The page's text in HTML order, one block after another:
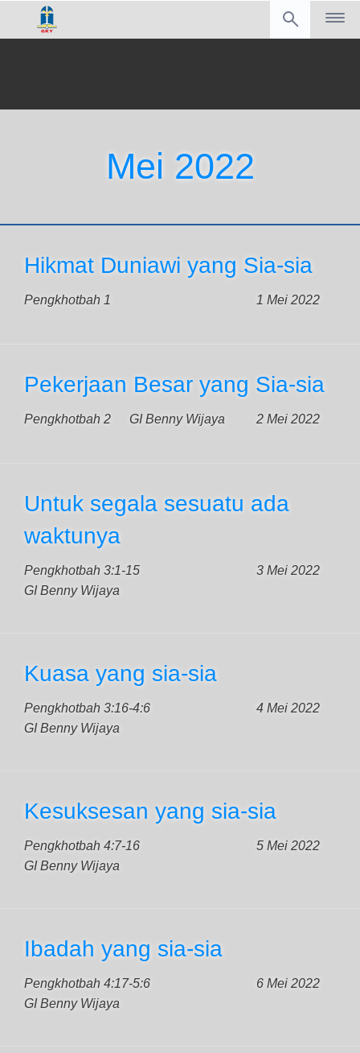
Mei 2022
Hikmat Duniawi yang Sia-sia
Pengkhotbah 1 1 Mei 2022
Pekerjaan Besar yang Sia-sia
Pengkhotbah 2 2 Mei 2022
GI Benny Wijaya
Untuk segala sesuatu ada
waktunya
Pengkhotbah 3:1-15
3 Mei 2022
GI Benny Wijaya
Kuasa yang sia-sia
Pengkhotbah 3:16-4:6
4 Mei 2022
GI Benny Wijaya
Kesuksesan yang sia-sia
Pengkhotbah 4:7-16
5 Mei 2022
GI Benny Wijaya
Ibadah yang sia-sia
Pengkhotbah 4:17-5:6
6 Mei 2022
GI Benny Wijaya